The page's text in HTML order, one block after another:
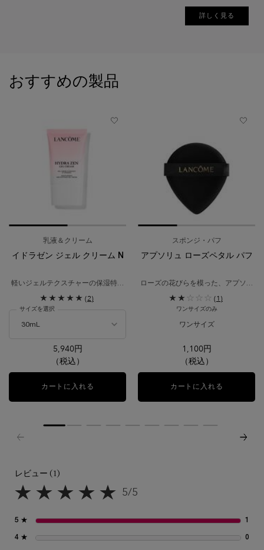
詳しく見る
おすすめの製品
乳液＆クリーム
イドラゼン ジェル クリーム N
軽いジェルテクスチャーの保湿特化
(2)
サイズを選択
5,940円
（税込）
カートに入れる イドラゼン ジェル クリーム N
スポンジ・パフ
アプソリュ ローズペタル パフ
ローズの花びらを模った、アプソリ
フ。
(1)
ワンサイズのみ
ワンサイズ
1,100円
（税込）
カートに入れる
レビューレビュー (1)
5星中5。 5/5
5 ★ 1
4 ★ 0